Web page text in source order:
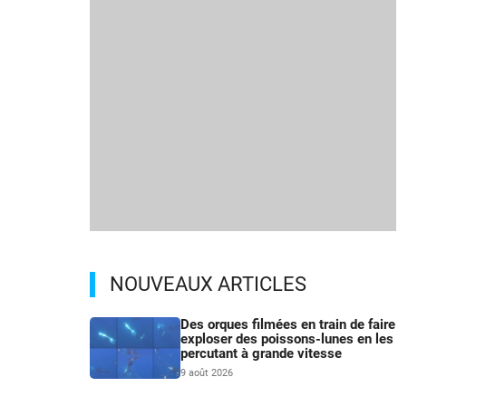
NOUVEAUX ARTICLES
Des orques filmées en train de faire
exploser des poissons-lunes en les
percutant à grande vitesse
9 août 2026